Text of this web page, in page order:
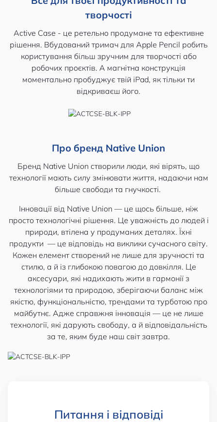
творчості
Active Case - це ретельно продумане та ефективне
рішення. Вбудований тримач для Apple Pencil робить
користування більш зручним для творчості або
робочих проєктів. А магнітна конструкція
моментально пробуджує твій iPad, як тільки ти
відкриваєш його.
Про бренд Native Union
Бренд Native Union створили люди, які вірять, що
технології мають силу змінювати життя, надаючи нам
більше свободи та гнучкості.
Інновації від Native Union — це щось більше, ніж
просто технологічні рішення. Це уважність до людей і
природи, втілена у продуманих деталях. Їхні
продукти — це відповідь на виклики сучасного світу.
Кожен елемент створений не лише для зручності та
стилю, а й із глибокою повагою до довкілля. Це
аксесуари, які надихають жити в гармонії з
технологіями та природою, зберігаючи баланс між
якістю, функціональністю, трендами та турботою про
майбутнє. Адже справжня інновація — це не лише
технології, які дарують свободу, а й відповідальність
за те, яким буде наш світ завтра.
Питання і відповіді